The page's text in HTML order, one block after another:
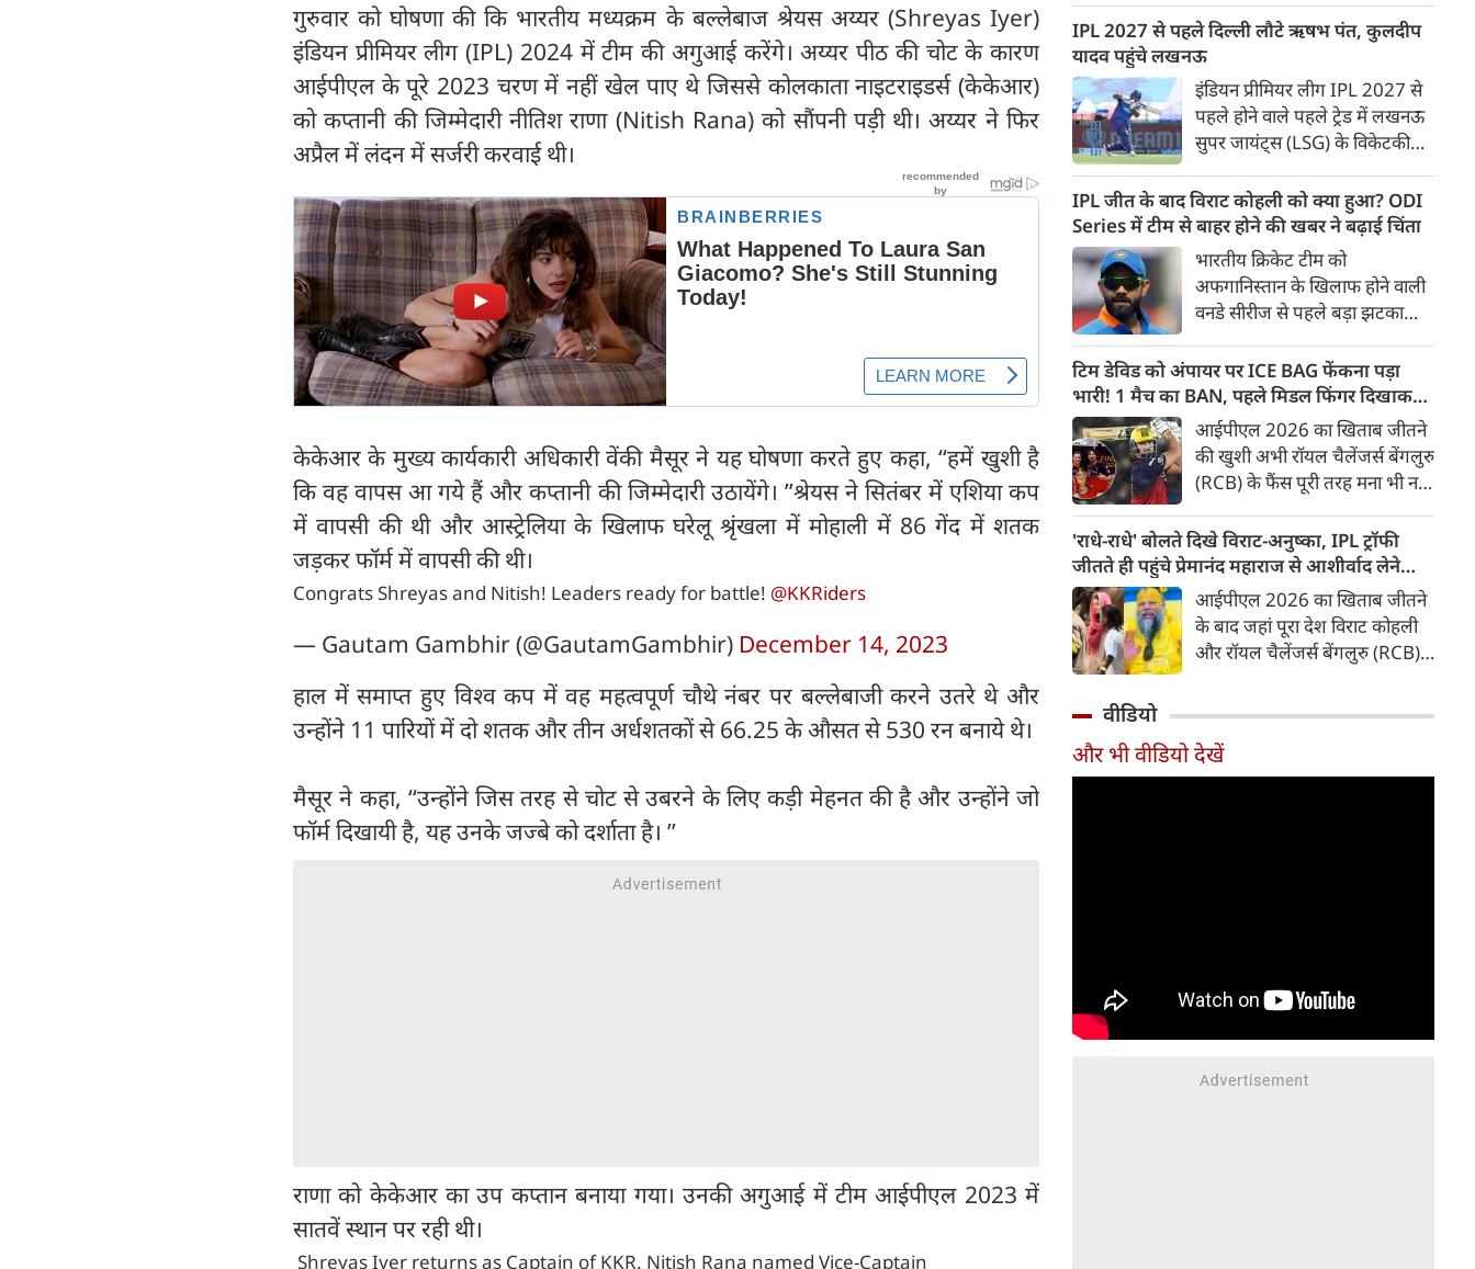
गुरुवार को घोषणा की कि भारतीय मध्यक्रम के बल्लेबाज श्रेयस अय्यर (Shreyas Iyer)
इंडियन प्रीमियर लीग (IPL) 2024 में टीम की अगुआई करेंगे। अय्यर पीठ की चोट के कारण
आईपीएल के पूरे 2023 चरण में नहीं खेल पाए थे जिससे कोलकाता नाइटराइडर्स (केकेआर)
को कप्तानी की जिम्मेदारी नीतिश राणा (Nitish Rana) को सौंपनी पड़ी थी। अय्यर ने फिर
अप्रैल में लंदन में सर्जरी करवाई थी।
केकेआर के मुख्य कार्यकारी अधिकारी वेंकी मैसूर ने यह घोषणा करते हुए कहा, ‘‘हमें खुशी है
कि वह वापस आ गये हैं और कप्तानी की जिम्मेदारी उठायेंगे। ’’श्रेयस ने सितंबर में एशिया कप
में वापसी की थी और आस्ट्रेलिया के खिलाफ घरेलू श्रृंखला में मोहाली में 86 गेंद में शतक
जड़कर फॉर्म में वापसी की थी।
Congrats Shreyas and Nitish! Leaders ready for battle! @KKRiders
— Gautam Gambhir (@GautamGambhir) December 14, 2023
हाल में समाप्त हुए विश्व कप में वह महत्वपूर्ण चौथे नंबर पर बल्लेबाजी करने उतरे थे और
उन्होंने 11 पारियों में दो शतक और तीन अर्धशतकों से 66.25 के औसत से 530 रन बनाये थे।
मैसूर ने कहा, ‘‘उन्होंने जिस तरह से चोट से उबरने के लिए कड़ी मेहनत की है और उन्होंने जो
फॉर्म दिखायी है, यह उनके जज्बे को दर्शाता है। ’’
राणा को केकेआर का उप कप्तान बनाया गया। उनकी अगुआई में टीम आईपीएल 2023 में
सातवें स्थान पर रही थी।
Shreyas Iyer returns as Captain of KKR. Nitish Rana named Vice-Captain
पहुंचाएंग लेकिन उनका खुदका बल्ला
इतना शांत रहा कि लखनऊ गहराई में
पहुंच गई।
IPL 2027 से पहले दिल्ली लौटे ऋषभ पंत, कुलदीप
यादव पहुंचे लखनऊ
इंडियन प्रीमियर लीग IPL 2027 से
पहले होने वाले पहले ट्रेड में लखनऊ
सुपर जायंट्स (LSG) के विकेटकीपर-
पुरानी फ़्रैंचाइजी दिल्ली कैपिटल्स
(DC) को वापस भेजने और बदले में
भारत के स्पिनर कुलदीप यादव को
अपनी टीम में शामिल करने की तैयारी
पूरी हो गई है। ट्रेड के तहत रवींद्र
जाडेजा के बाद पंत दूसरे बड़े खिलाड़ी
होंगे जिनकी सैलरी कम होगी।
IPL जीत के बाद विराट कोहली को क्या हुआ? ODI
Series में टीम से बाहर होने की खबर ने बढ़ाई चिंता
भारतीय क्रिकेट टीम को
अफगानिस्तान के खिलाफ होने वाली
वनडे सीरीज से पहले बड़ा झटका
स्टार बल्लेबाज विराट कोहली
हैमस्ट्रिंग चोट के चलते पूरी सीरीज से
बाहर हो गए हैं। यह सीरीज 13 जून
से धर्मशाला में शुरू होने जा रही है,
लेकिन उससे पहले कोहली की
अनुपस्थिति ने टीम मैनेजमेंट की
चिंताएं बढ़ा दी हैं।
टिम डेविड को अंपायर पर ICE BAG फेंकना पड़ा
भारी! 1 मैच का BAN, पहले मिडल फिंगर दिखाकर
भी फंसे थे
आईपीएल 2026 का खिताब जीतने
की खुशी अभी रॉयल चैलेंजर्स बेंगलुरु
(RCB) के फैंस पूरी तरह मना भी नहीं
खबर सामने आ गई। RCB के
विस्फोटक बल्लेबाज टिम डेविड
(Tim David) को IPL Code of
Conduct का उल्लंघन करना भारी
पड़ गया है। फाइनल मुकाबले के
दौरान की गई एक हरकत की वजह से
गया है, बल्कि अगले सीजन के पहले
मैच से भी बाहर कर दिया गया है।
'राधे-राधे' बोलते दिखे विराट-अनुष्का, IPL ट्रॉफी
जीतते ही पहुंचे प्रेमानंद महाराज से आशीर्वाद लेने
[VIDEO]
आईपीएल 2026 का खिताब जीतने
के बाद जहां पूरा देश विराट कोहली
और रॉयल चैलेंजर्स बेंगलुरु (RCB)
आध्यात्मिक राह को चुना। ट्रॉफी
जीतने के कुछ ही समय बाद दोनों
वीडियो
और भी वीडियो देखें